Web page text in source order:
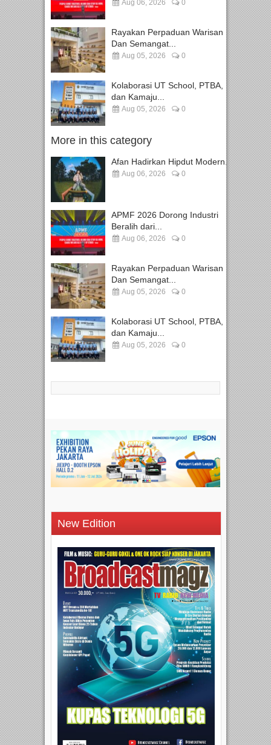
Aug 06, 2026 0
Rayakan Perpaduan Warisan
Dan Semangat...
Aug 05, 2026 0
Kolaborasi UT School, PTBA,
dan Kamaju...
Aug 05, 2026 0
More in this category
Afan Hadirkan Hipdut Modern...
Aug 06, 2026 0
APMF 2026 Dorong Industri
Beralih dari...
Aug 06, 2026 0
Rayakan Perpaduan Warisan
Dan Semangat...
Aug 05, 2026 0
Kolaborasi UT School, PTBA,
dan Kamaju...
Aug 05, 2026 0
New Edition